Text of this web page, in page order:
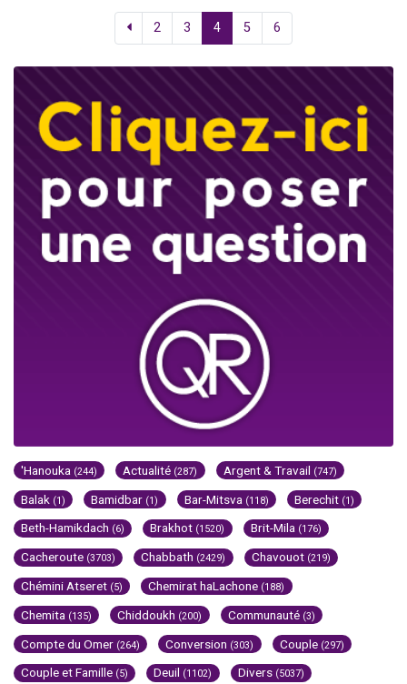
2 3 4 5 6
'Hanouka (244) Actualité (287) Argent & Travail (747)
Balak (1) Bamidbar (1) Bar-Mitsva (118) Berechit (1)
Beth-Hamikdach (6) Brakhot (1520) Brit-Mila (176)
Cacheroute (3703) Chabbath (2429) Chavouot (219)
Chémini Atseret (5) Chemirat haLachone (188)
Chemita (135) Chiddoukh (200) Communauté (3)
Compte du Omer (264) Conversion (303) Couple (297)
Couple et Famille (5) Deuil (1102) Divers (5037)